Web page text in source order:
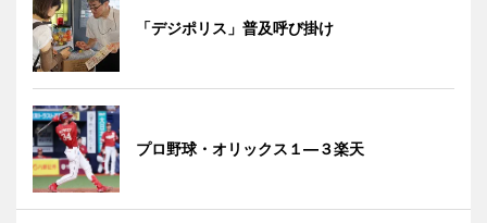
「デジポリス」普及呼び掛け
プロ野球・オリックス１―３楽天